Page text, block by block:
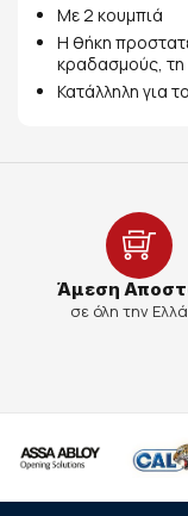
Με 2 κουμπιά
Η θήκη
κραδασμούς, τη
Κατάλληλη για
Άμεση
σε όλη την